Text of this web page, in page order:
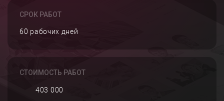
СРОК РАБОТ
60 рабочих дней
СТОИМОСТЬ РАБОТ
403 000